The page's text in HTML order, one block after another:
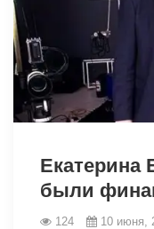
Екатерина
были
124 10 июня,